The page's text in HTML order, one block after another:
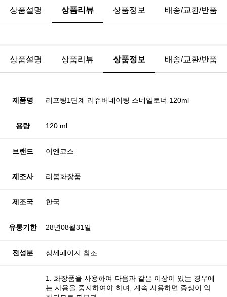
상품설명 상품리뷰 상품정보 배송/교환/반품
상품설명 상품리뷰 상품정보 배송/교환/반품
제품명 리프팅1단계 리쥬버네이팅 스네일토너 120ml
용량 120 ml
브랜드 이엔코스
제조사 리봄화장품
제조국 한국
유통기한 28년08월31일
전성분 상세페이지 참조
1. 화장품을 사용하여 다음과 같은 이상이 있는 경우에
는 사용을 중지하여야 하며, 계속 사용하면 증상이 악